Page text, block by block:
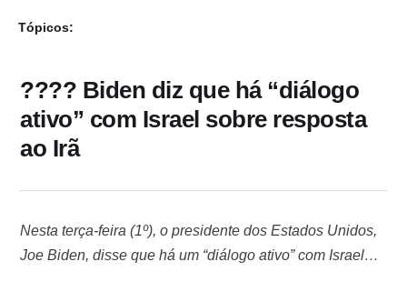
Tópicos:
???? Biden diz que há “diálogo
ativo” com Israel sobre resposta
ao Irã
Nesta terça-feira (1º), o presidente dos Estados Unidos,
Joe Biden, disse que há um “diálogo ativo” com Israel